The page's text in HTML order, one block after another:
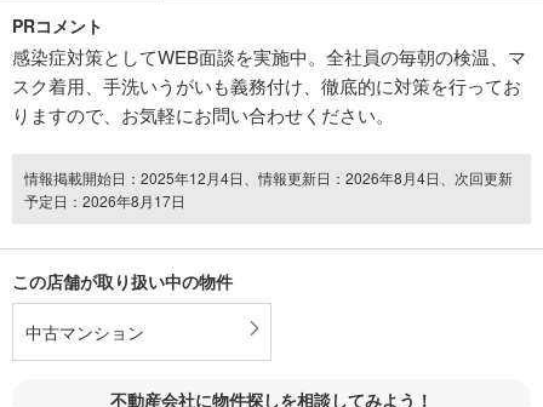
PRコメント
感染症対策としてWEB面談を実施中。全社員の毎朝の検温、マ
スク着用、手洗いうがいも義務付け、徹底的に対策を行ってお
りますので、お気軽にお問い合わせください。
情報掲載開始日：2025年12月4日、情報更新日：2026年8月4日、次回更新
予定日：2026年8月17日
この店舗が取り扱い中の物件
中古マンション
不動産会社に物件探しを相談してみよう！